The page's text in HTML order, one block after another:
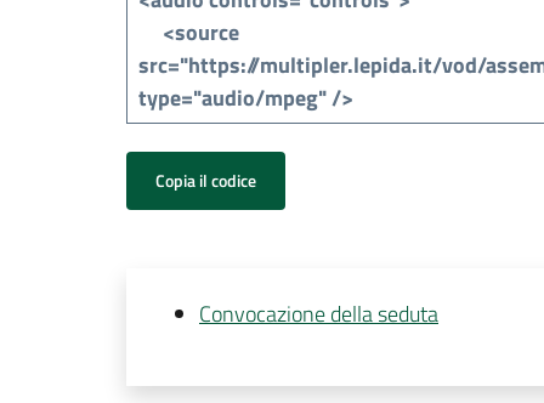
Copia il codice
Convocazione della seduta